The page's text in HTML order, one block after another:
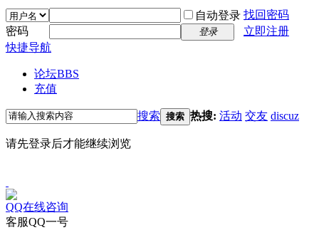
自动登录 找回密码
密码
登录
立即注册
快捷导航
论坛BBS
充值
搜索 搜索 热搜: 活动 交友 discuz
请先登录后才能继续浏览
QQ在线咨询
客服QQ一号